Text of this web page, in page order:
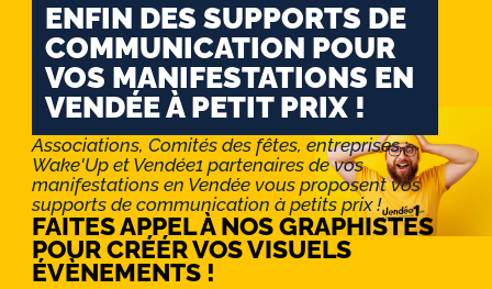
ENFIN DES SUPPORTS DE
COMMUNICATION POUR
VOS MANIFESTATIONS EN
VENDÉE À PETIT PRIX !
Associations, Comités des fêtes, entreprises :
Wake'Up et Vendée1 partenaires de vos
manifestations en Vendée vous proposent vos
supports de communication à petits prix !
FAITES APPEL À NOS GRAPHISTES
POUR CRÉÉR VOS VISUELS
ÉVÈNEMENTS !